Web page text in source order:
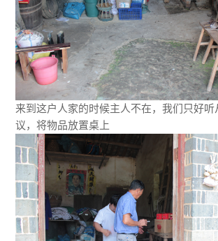
来到这户人家的时候主人不在，我们只好听
议，将物品放置桌上